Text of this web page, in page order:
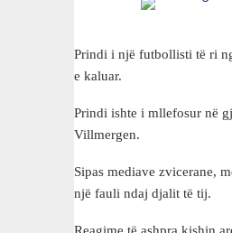
Prindi i një futbollisti të ri
e kaluar.
Prindi ishte i mllefosur në
Villmergen.
Sipas mediave zvicerane,
një fauli ndaj djalit të tij.